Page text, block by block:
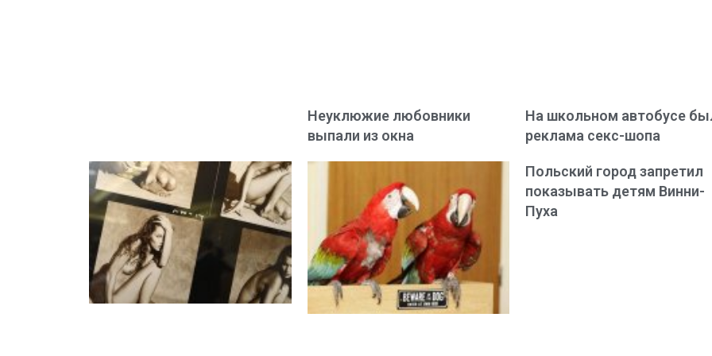
Неуклюжие любовники
выпали из окна
На школьном автобусе
реклама секс-шопа
Польский город запретил
показывать детям Винни-
Пуха